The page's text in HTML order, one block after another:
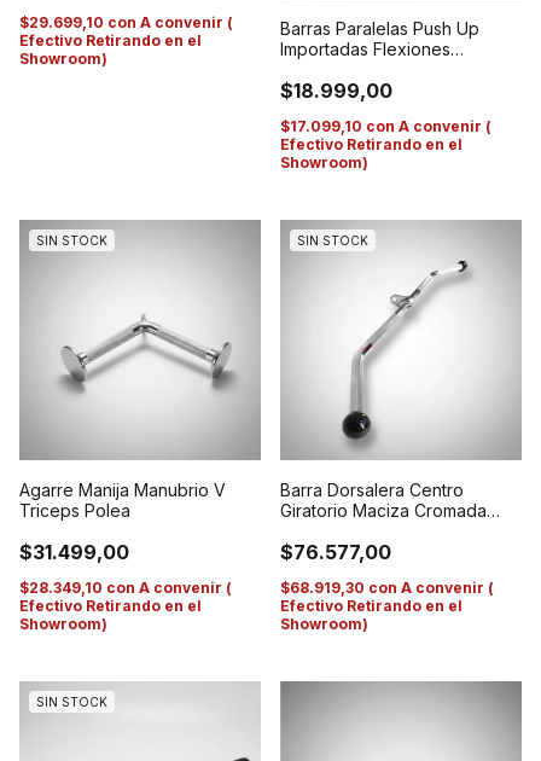
$29.699,10 con A convenir (
Efectivo Retirando en el
Showroom)
Barras Paralelas Push Up
Importadas Flexiones
$18.999,00
$17.099,10 con A convenir (
Efectivo Retirando en el
Showroom)
SIN STOCK
Agarre Manija Manubrio V
Triceps Polea
$31.499,00
$28.349,10 con A convenir (
Efectivo Retirando en el
Showroom)
SIN STOCK
Barra Dorsalera Centro
Giratorio Maciza Cromada
$76.577,00
$68.919,30 con A convenir (
Efectivo Retirando en el
Showroom)
SIN STOCK